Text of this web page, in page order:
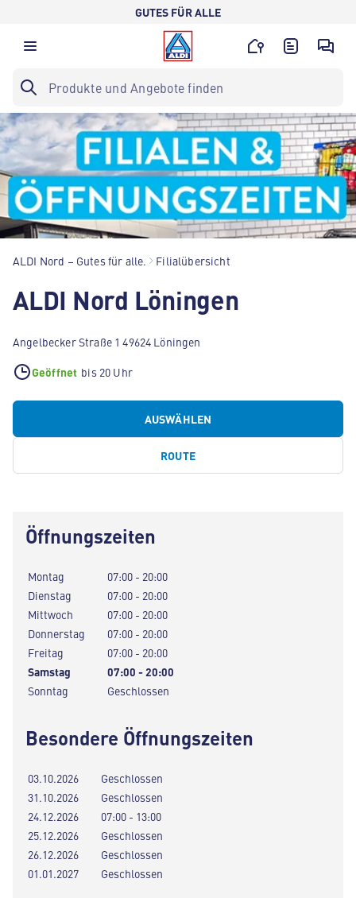
GUTES FÜR ALLE
ALDI Nord – Gutes für alle. Filialübersicht
ALDI Nord Löningen
Angelbecker Straße 1 49624 Löningen
Geöffnet bis 20 Uhr
AUSWÄHLEN
ROUTE
Öffnungszeiten
Montag
07:00 - 20:00
Dienstag
07:00 - 20:00
Mittwoch
07:00 - 20:00
Donnerstag
07:00 - 20:00
Freitag
07:00 - 20:00
Samstag
07:00 - 20:00
Sonntag
Geschlossen
Besondere Öffnungszeiten
03.10.2026
Geschlossen
31.10.2026
Geschlossen
24.12.2026
07:00 - 13:00
25.12.2026
Geschlossen
26.12.2026
Geschlossen
01.01.2027
Geschlossen